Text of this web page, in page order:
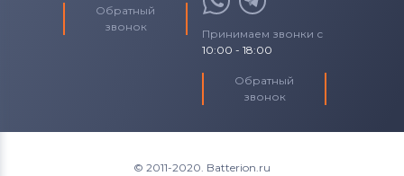
Обратный
звонок
Принимаем звонки с
10:00 - 18:00
Обратный
звонок
© 2011-2020. Batterion.ru